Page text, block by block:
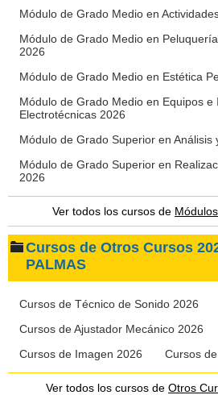
Módulo de Grado Medio en
Módulo de Grado Medio en
2026
Módulo de Grado Medio en Estética
Módulo de Grado Medio en Equipos e
Electrotécnicas 2026
Módulo de Grado Superior en Análisis
Módulo de Grado Superior en
2026
Ver todos los cursos de
Cursos de Otros Cursos
PALMAS
Cursos de Técnico de Sonido 2026
Cursos de Ajustador Mecánico 2026
Cursos de Imagen 2026
Cursos
Ver todos los cursos de Otros